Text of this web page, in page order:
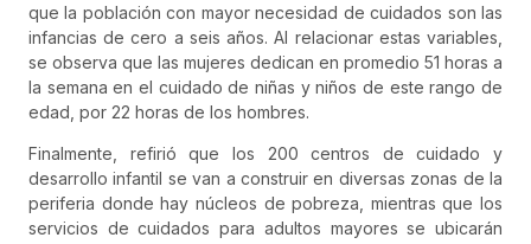
que la población con mayor necesidad de cuidados son las
infancias de cero a seis años. Al relacionar estas variables,
se observa que las mujeres dedican en promedio 51 horas a
la semana en el cuidado de niñas y niños de este rango de
edad, por 22 horas de los hombres.
Finalmente, refirió que los 200 centros de cuidado y
desarrollo infantil se van a construir en diversas zonas de la
periferia donde hay núcleos de pobreza, mientras que los
servicios de cuidados para adultos mayores se ubicarán